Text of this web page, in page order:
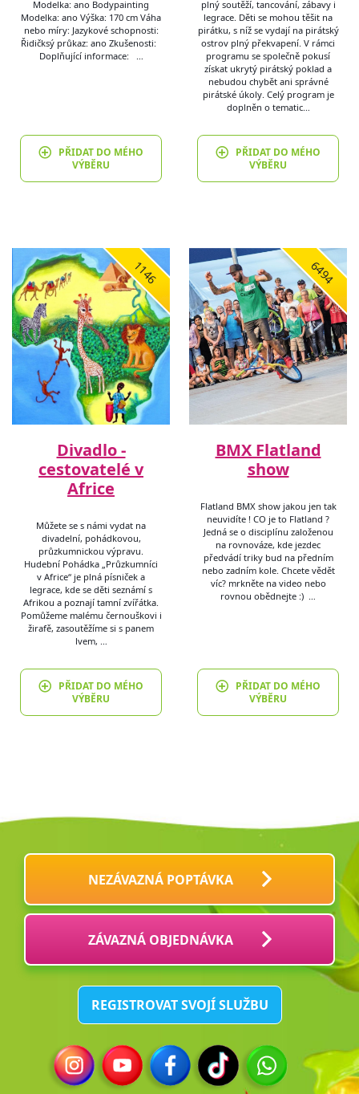
Modelka: ano Bodypainting
Modelka: ano Výška: 170 cm Váha
nebo míry: Jazykové schopnosti:
Řidičksý průkaz: ano Zkušenosti:
Doplňující informace: …
PŘIDAT DO MÉHO
VÝBĚRU
plný soutěží, tancování, zábavy i
legrace. Děti se mohou těšit na
pirátku, s níž se vydají na pirátský
ostrov plný překvapení. V rámci
programu se společně pokusí
získat ukrytý pirátský poklad a
nebudou chybět ani správné
pirátské úkoly. Celý program je
doplněn o tematic…
PŘIDAT DO MÉHO
VÝBĚRU
1146
Divadlo -
cestovatelé v
Africe
Můžete se s námi vydat na
divadelní, pohádkovou,
průzkumnickou výpravu.
Hudební Pohádka „Průzkumníci
v Africe“ je plná písniček a
legrace, kde se děti seznámí s
Afrikou a poznají tamní zvířátka.
Pomůžeme malému černouškovi i
žirafě, zasoutěžíme si s panem
lvem, …
PŘIDAT DO MÉHO
VÝBĚRU
6494
BMX Flatland
show
Flatland BMX show jakou jen tak
neuvidíte ! CO je to Flatland ?
Jedná se o disciplínu založenou
na rovnováze, kde jezdec
předvádí triky bud na předním
nebo zadním kole. Chcete vědět
víc? mrkněte na video nebo
rovnou obědnejte :) …
PŘIDAT DO MÉHO
VÝBĚRU
NEZÁVAZNÁ POPTÁVKA
ZÁVAZNÁ OBJEDNÁVKA
REGISTROVAT SVOJÍ SLUŽBU